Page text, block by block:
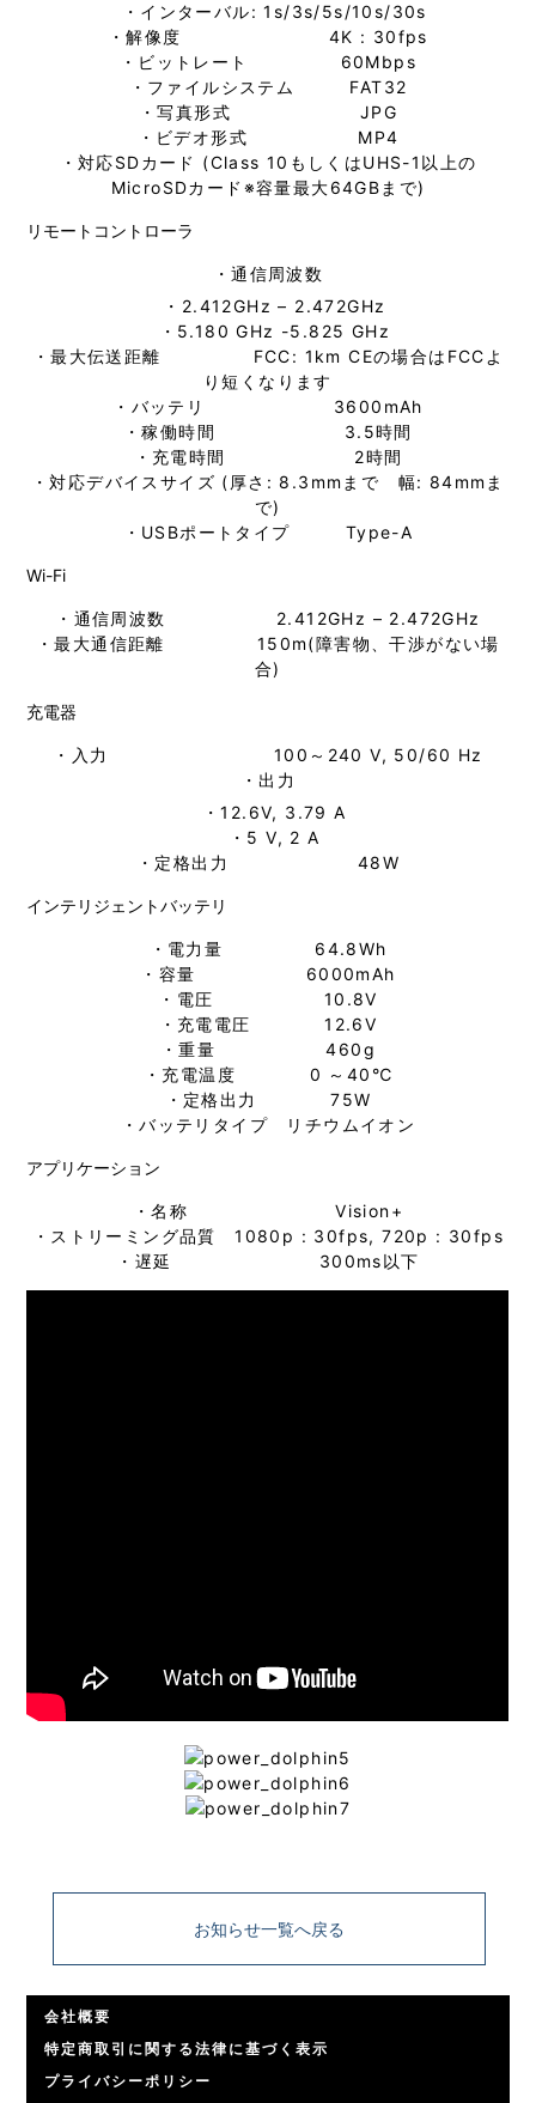
・インターバル: 1s/3s/5s/10s/30s
・解像度 4K : 30fps
・ビットレート 60Mbps
・ファイルシステム FAT32
・写真形式 JPG
・ビデオ形式 MP4
・対応SDカード (Class 10もしくはUHS-1以上の
MicroSDカード ※容量最大64GBまで)
リモートコントローラ
・通信周波数
・2.412GHz – 2.472GHz
・5.180 GHz -5.825 GHz
・最大伝送距離 FCC: 1km CEの場合はFCCよ
り短くなります
・バッテリ 3600mAh
・稼働時間 3.5時間
・充電時間 2時間
・対応デバイスサイズ (厚さ: 8.3mmまで 幅: 84mmま
で)
・USBポートタイプ Type-A
Wi-Fi
・通信周波数 2.412GHz – 2.472GHz
・最大通信距離 150m(障害物、干渉がない場
合)
充電器
・入力 100～240 V, 50/60 Hz
・出力
・12.6V, 3.79 A
・5 V, 2 A
・定格出力 48W
インテリジェントバッテリ
・電力量 64.8Wh
・容量 6000mAh
・電圧 10.8V
・充電電圧 12.6V
・重量 460g
・充電温度 0 ～40℃
・定格出力 75W
・バッテリタイプ リチウムイオン
アプリケーション
・名称 Vision+
・ストリーミング品質 1080p : 30fps, 720p : 30fps
・遅延 300ms以下
お知らせ一覧へ戻る
会社概要
特定商取引に関する法律に基づく表示
プライバシーポリシー